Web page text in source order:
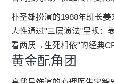
朴圣雄扮演的1988年班长
人性通过"三层演法"呈现：
看两厌→生死相依"的经典
黄金配角团